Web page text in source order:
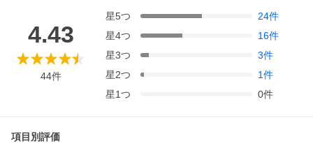
4.43
44件
星5つ 24件
星4つ 16件
星3つ 3件
星2つ 1件
星1つ 0件
項目別評価